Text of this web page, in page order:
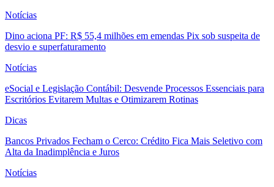
Notícias
Dino aciona PF: R$ 55,4 milhões em emendas Pix sob suspeita de
desvio e superfaturamento
Notícias
eSocial e Legislação Contábil: Desvende Processos Essenciais para
Escritórios Evitarem Multas e Otimizarem Rotinas
Dicas
Bancos Privados Fecham o Cerco: Crédito Fica Mais Seletivo com
Alta da Inadimplência e Juros
Notícias